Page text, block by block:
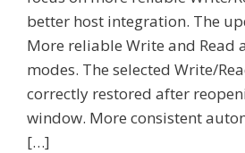
better host integration. The
More reliable Write and Read
modes. The selected Write/
correctly restored after
window. More consistent
[…]